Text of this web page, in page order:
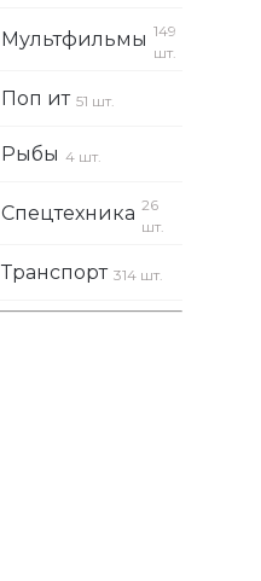
Мультфильмы 149
шт.
Поп ит 51 шт.
Рыбы 4 шт.
Спецтехника 26
шт.
Транспорт 314 шт.